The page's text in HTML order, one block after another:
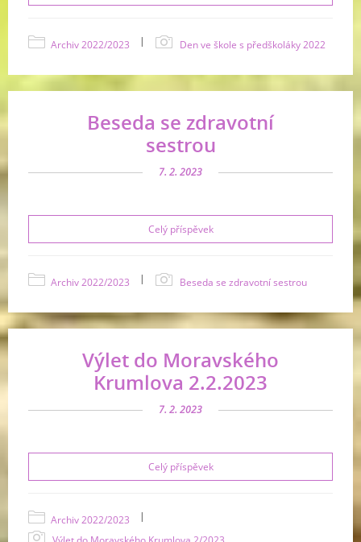
Archiv 2022/2023 | Den ve škole s předškoláky 2022
Beseda se zdravotní
sestrou
7. 2. 2023
Celý příspěvek
Archiv 2022/2023 | Beseda se zdravotní sestrou
Výlet do Moravského
Krumlova 2.2.2023
7. 2. 2023
Celý příspěvek
Archiv 2022/2023
|